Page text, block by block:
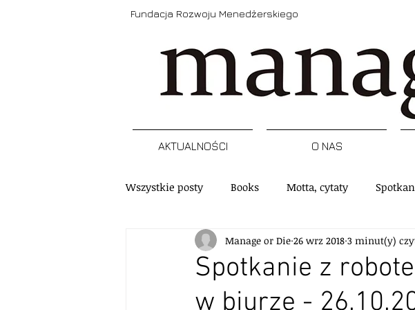
Fundacja Rozwoju Menedżerskiego
AKTUALNOŚCI O NAS
Wszystkie posty Books Motta, cytaty
Narzędzia Refleksja Artykuły Podcast
Szkolenia, programy, certyfikacje Postacie
Spotkanie z
w biurze -
Manage or Die 26 wrz 2018 3 minut(y)